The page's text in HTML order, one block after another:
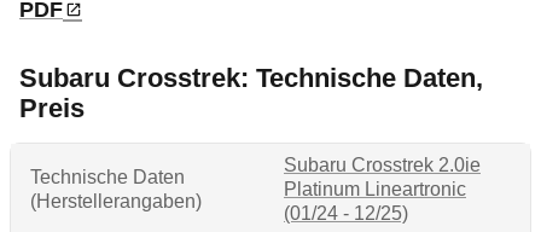
PDF
Subaru Crosstrek: Technische Daten,
Preis
Technische Daten
(Herstellerangaben)
Subaru Crosstrek 2.0ie
Platinum Lineartronic
(01/24 - 12/25)